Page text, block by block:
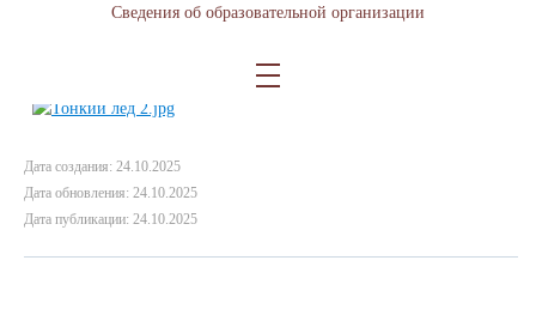
Дата создания: 24.10.2025
Дата обновления: 24.10.2025
Дата публикации: 24.10.2025
Сведения об образовательной организации